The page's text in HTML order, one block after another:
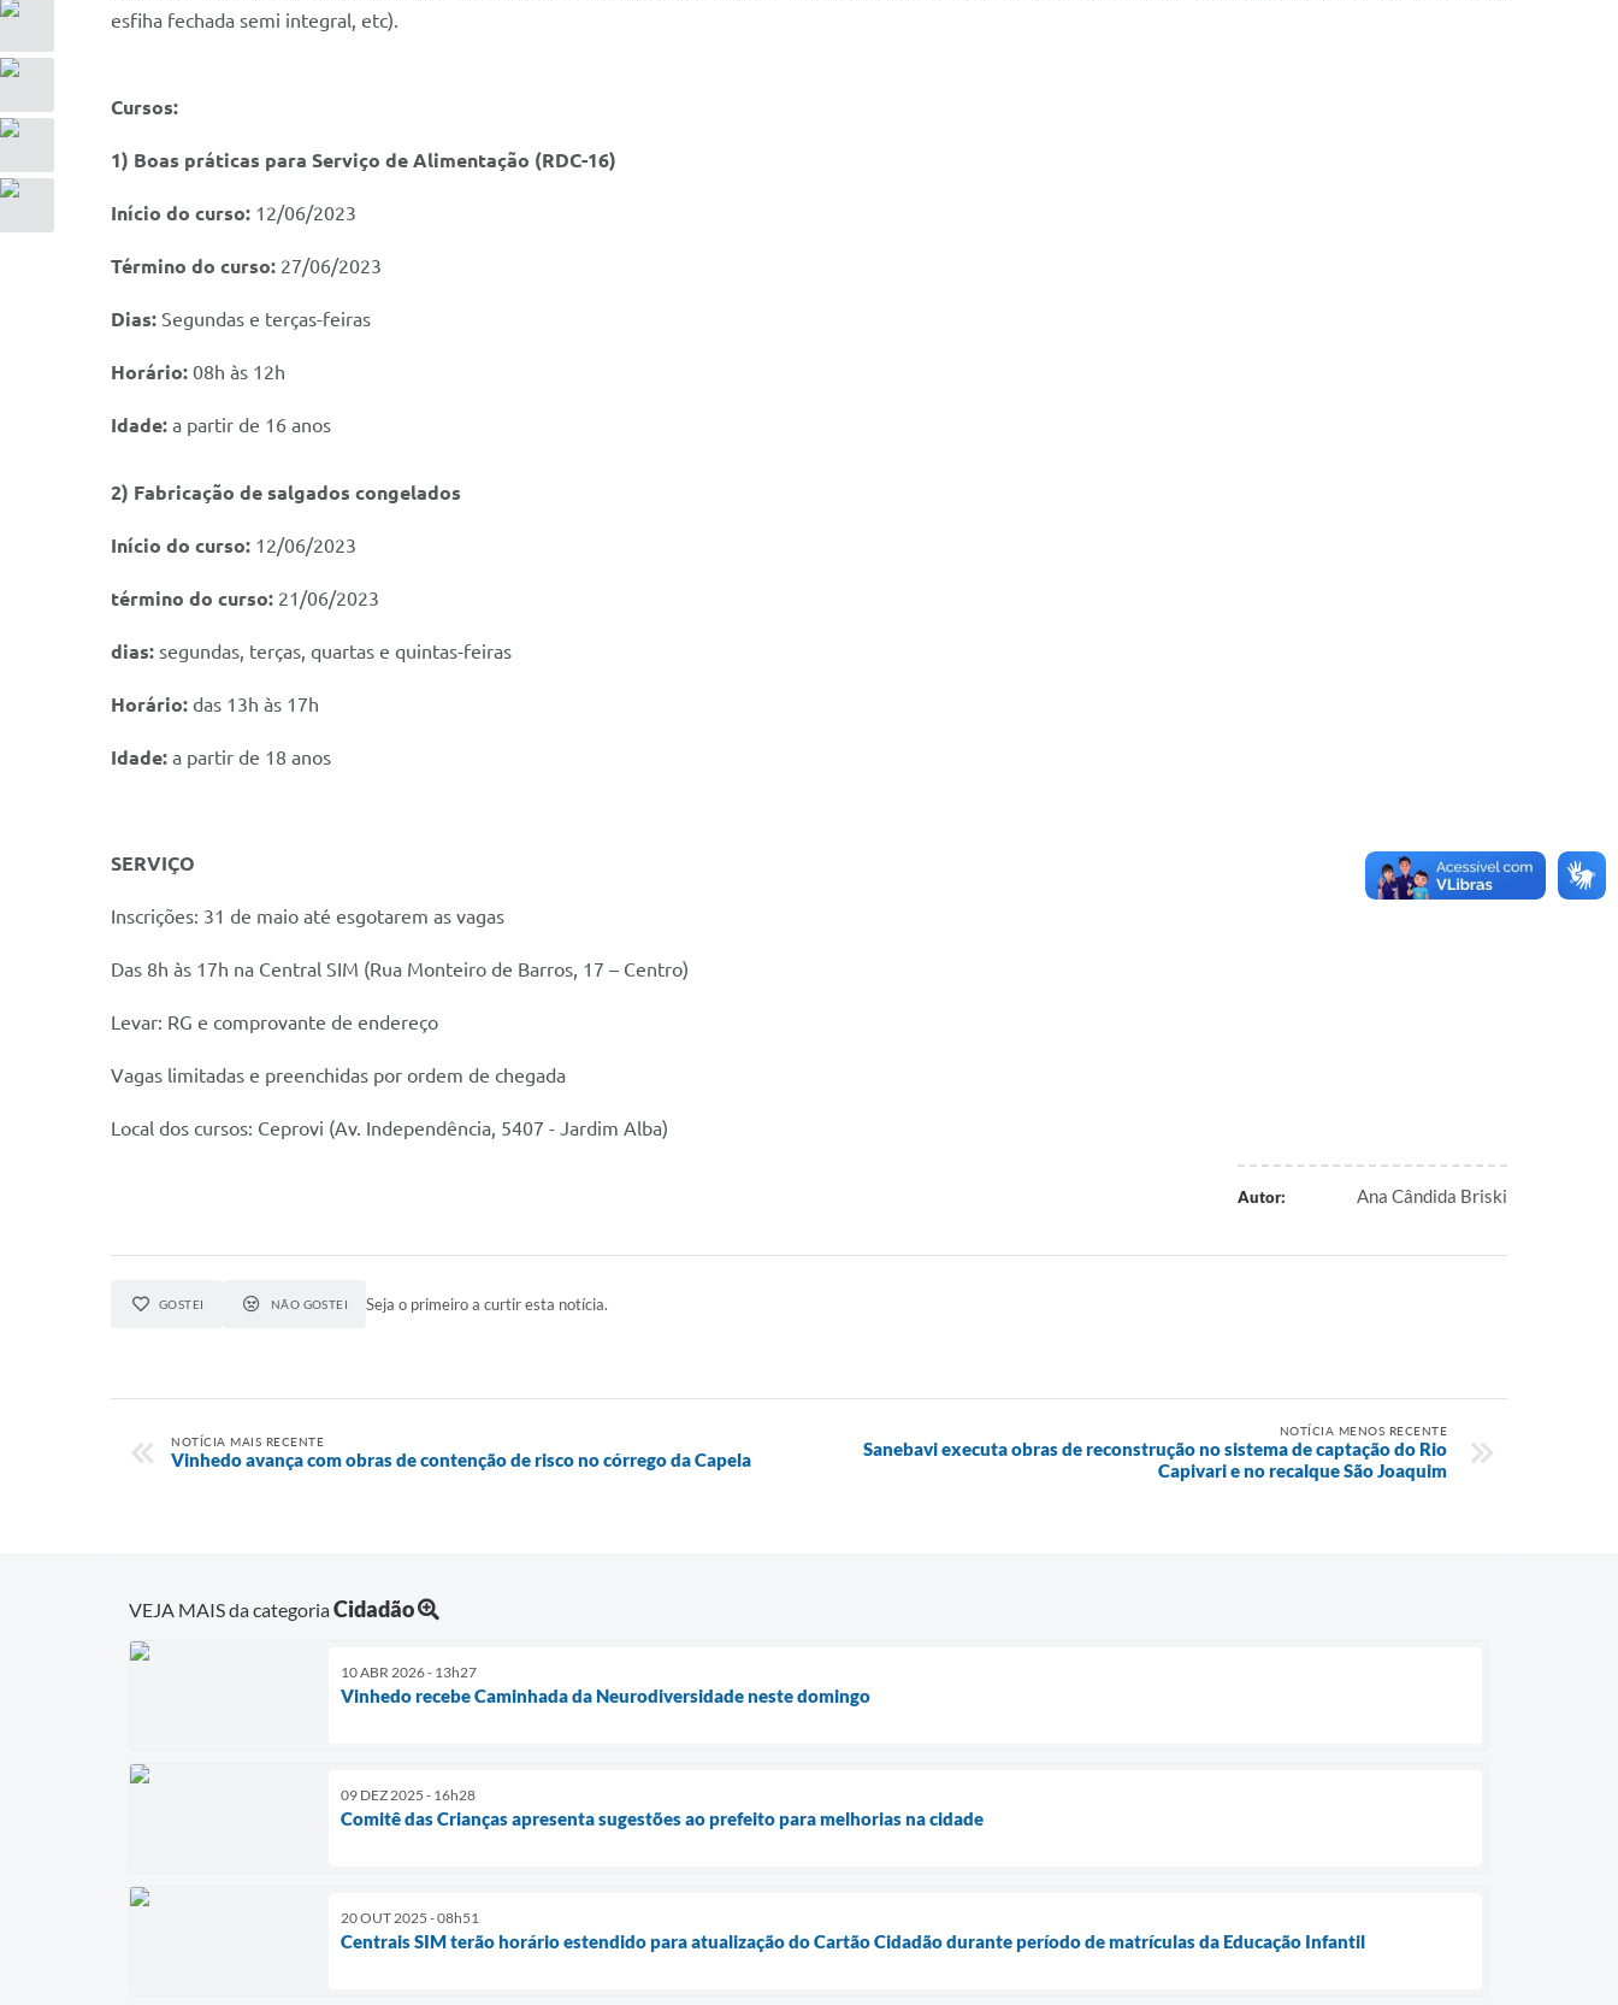
esfiha fechada semi integral, etc).
Cursos:
1) Boas práticas para Serviço de Alimentação (RDC-16)
Início do curso: 12/06/2023
Término do curso: 27/06/2023
Dias: Segundas e terças-feiras
Horário: 08h às 12h
Idade: a partir de 16 anos
2) Fabricação de salgados congelados
Início do curso: 12/06/2023
término do curso: 21/06/2023
dias: segundas, terças, quartas e quintas-feiras
Horário: das 13h às 17h
Idade: a partir de 18 anos
SERVIÇO
Inscrições: 31 de maio até esgotarem as vagas
Das 8h às 17h na Central SIM (Rua Monteiro de Barros, 17 – Centro)
Levar: RG e comprovante de endereço
Vagas limitadas e preenchidas por ordem de chegada
Local dos cursos: Ceprovi (Av. Independência, 5407 - Jardim Alba)
Autor: Ana Cândida Briski
GOSTEI NÃO GOSTEI Seja o primeiro a curtir esta notícia.
NOTÍCIA MAIS RECENTE
Vinhedo avança com obras de contenção de risco no córrego da Capela
NOTÍCIA MENOS RECENTE
Sanebavi executa obras de reconstrução no sistema de captação do Rio
Capivari e no recalque São Joaquim
VEJA MAIS da categoriaCidadão
10 ABR 2026 - 13h27
Vinhedo recebe Caminhada da Neurodiversidade neste domingo
09 DEZ 2025 - 16h28
Comitê das Crianças apresenta sugestões ao prefeito para melhorias na cidade
20 OUT 2025 - 08h51
Centrais SIM terão horário estendido para atualização do Cartão Cidadão durante período de matrículas da Educação Infantil